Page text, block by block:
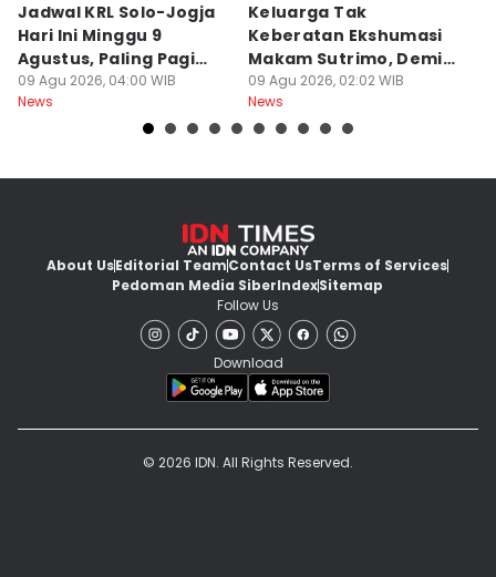
Jadwal KRL Solo-Jogja
Hari Ini Minggu 9
Agustus, Paling Pagi
Berangkat Pukul 05.00
09 Agu 2026, 04:00 WIB
News
Keluarga Tak
Keberatan Ekshumasi
Makam Sutrimo, Demi
Usut Kematian
Almarhum
09 Agu 2026, 02:02 WIB
News
About UsEditorial TeamContact UsTerms of Services
Pedoman Media SiberIndexSitemap
Follow Us
Download
© 2026 IDN. All Rights Reserved.